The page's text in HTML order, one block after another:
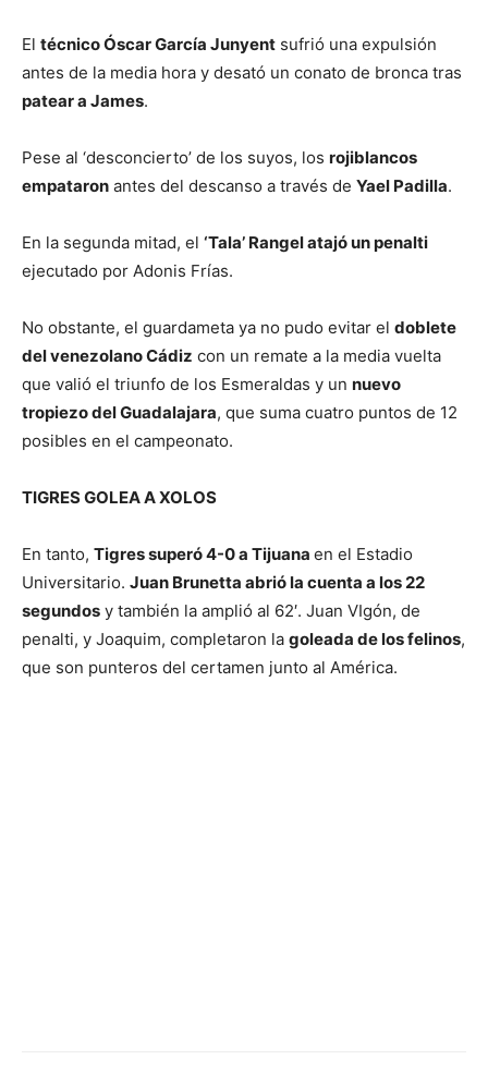
El técnico Óscar García Junyent sufrió una expulsión
antes de la media hora y desató un conato de bronca tras
patear a James.
Pese al ‘desconcierto’ de los suyos, los rojiblancos
empataron antes del descanso a través de Yael Padilla.
En la segunda mitad, el ‘Tala’ Rangel atajó un penalti
ejecutado por Adonis Frías.
No obstante, el guardameta ya no pudo evitar el doblete
del venezolano Cádiz con un remate a la media vuelta
que valió el triunfo de los Esmeraldas y un nuevo
tropiezo del Guadalajara, que suma cuatro puntos de 12
posibles en el campeonato.
TIGRES GOLEA A XOLOS
En tanto, Tigres superó 4-0 a Tijuana en el Estadio
Universitario. Juan Brunetta abrió la cuenta a los 22
segundos y también la amplió al 62′. Juan VIgón, de
penalti, y Joaquim, completaron la goleada de los felinos,
que son punteros del certamen junto al América.